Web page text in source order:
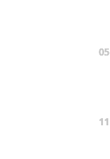
05
11